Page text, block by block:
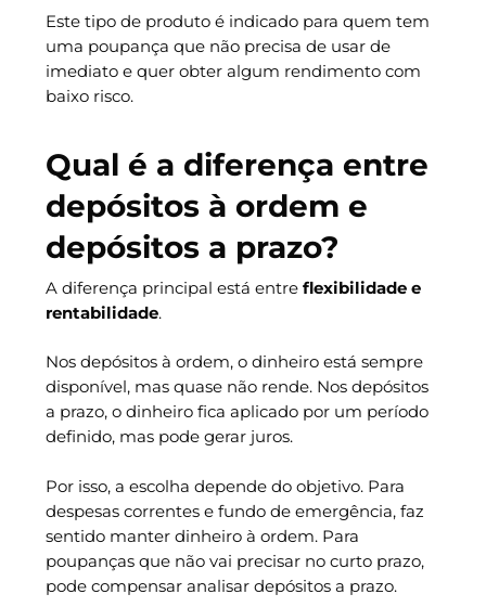
Este tipo de produto é indicado para quem tem
uma poupança que não precisa de usar de
imediato e quer obter algum rendimento com
baixo risco.
Qual é a diferença entre
depósitos à ordem e
depósitos a prazo?
A diferença principal está entre flexibilidade e
rentabilidade.
Nos depósitos à ordem, o dinheiro está sempre
disponível, mas quase não rende. Nos depósitos
a prazo, o dinheiro fica aplicado por um período
definido, mas pode gerar juros.
Por isso, a escolha depende do objetivo. Para
despesas correntes e fundo de emergência, faz
sentido manter dinheiro à ordem. Para
poupanças que não vai precisar no curto prazo,
pode compensar analisar depósitos a prazo.